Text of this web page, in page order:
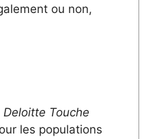
ou non,
Deloitte Touche
les populations